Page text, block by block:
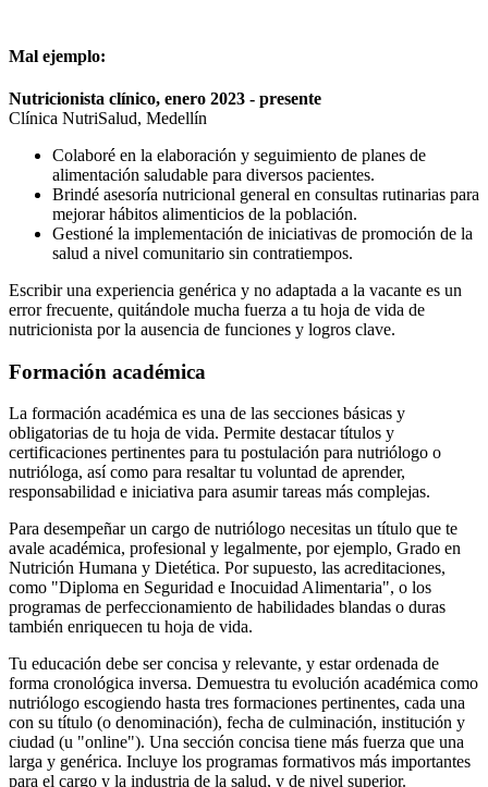
Mal ejemplo:
Nutricionista clínico, enero 2023 - presente
Clínica NutriSalud, Medellín
Colaboré en la elaboración y seguimiento de planes de
alimentación saludable para diversos pacientes.
Brindé asesoría nutricional general en consultas rutinarias para
mejorar hábitos alimenticios de la población.
Gestioné la implementación de iniciativas de promoción de la
salud a nivel comunitario sin contratiempos.
Escribir una experiencia genérica y no adaptada a la vacante es un
error frecuente, quitándole mucha fuerza a tu hoja de vida de
nutricionista por la ausencia de funciones y logros clave.
Formación académica
La formación académica es una de las secciones básicas y
obligatorias de tu hoja de vida. Permite destacar títulos y
certificaciones pertinentes para tu postulación para nutriólogo o
nutrióloga, así como para resaltar tu voluntad de aprender,
responsabilidad e iniciativa para asumir tareas más complejas.
Para desempeñar un cargo de nutriólogo necesitas un título que te
avale académica, profesional y legalmente, por ejemplo, Grado en
Nutrición Humana y Dietética. Por supuesto, las acreditaciones,
como "Diploma en Seguridad e Inocuidad Alimentaria", o los
programas de perfeccionamiento de habilidades blandas o duras
también enriquecen tu hoja de vida.
Tu educación debe ser concisa y relevante, y estar ordenada de
forma cronológica inversa. Demuestra tu evolución académica como
nutriólogo escogiendo hasta tres formaciones pertinentes, cada una
con su título (o denominación), fecha de culminación, institución y
ciudad (u "online"). Una sección concisa tiene más fuerza que una
larga y genérica. Incluye los programas formativos más importantes
para el cargo y la industria de la salud, y de nivel superior.